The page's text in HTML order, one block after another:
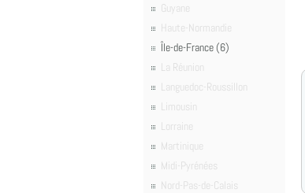
Guyane
Haute-Normandie
Île-de-France (6)
La Réunion
Languedoc-Roussillon
Limousin
Lorraine
Martinique
Midi-Pyrénées
Nord-Pas-de-Calais